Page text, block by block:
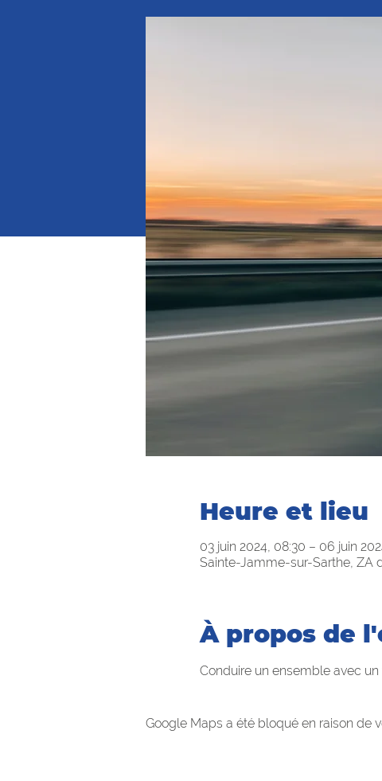
Heure et lieu
03 juin 2024, 08:30 – 06 juin
Sainte-Jamme-sur-Sarthe, ZA
À propos de
Conduire un ensemble avec
Google Maps a été bloqué en raison de